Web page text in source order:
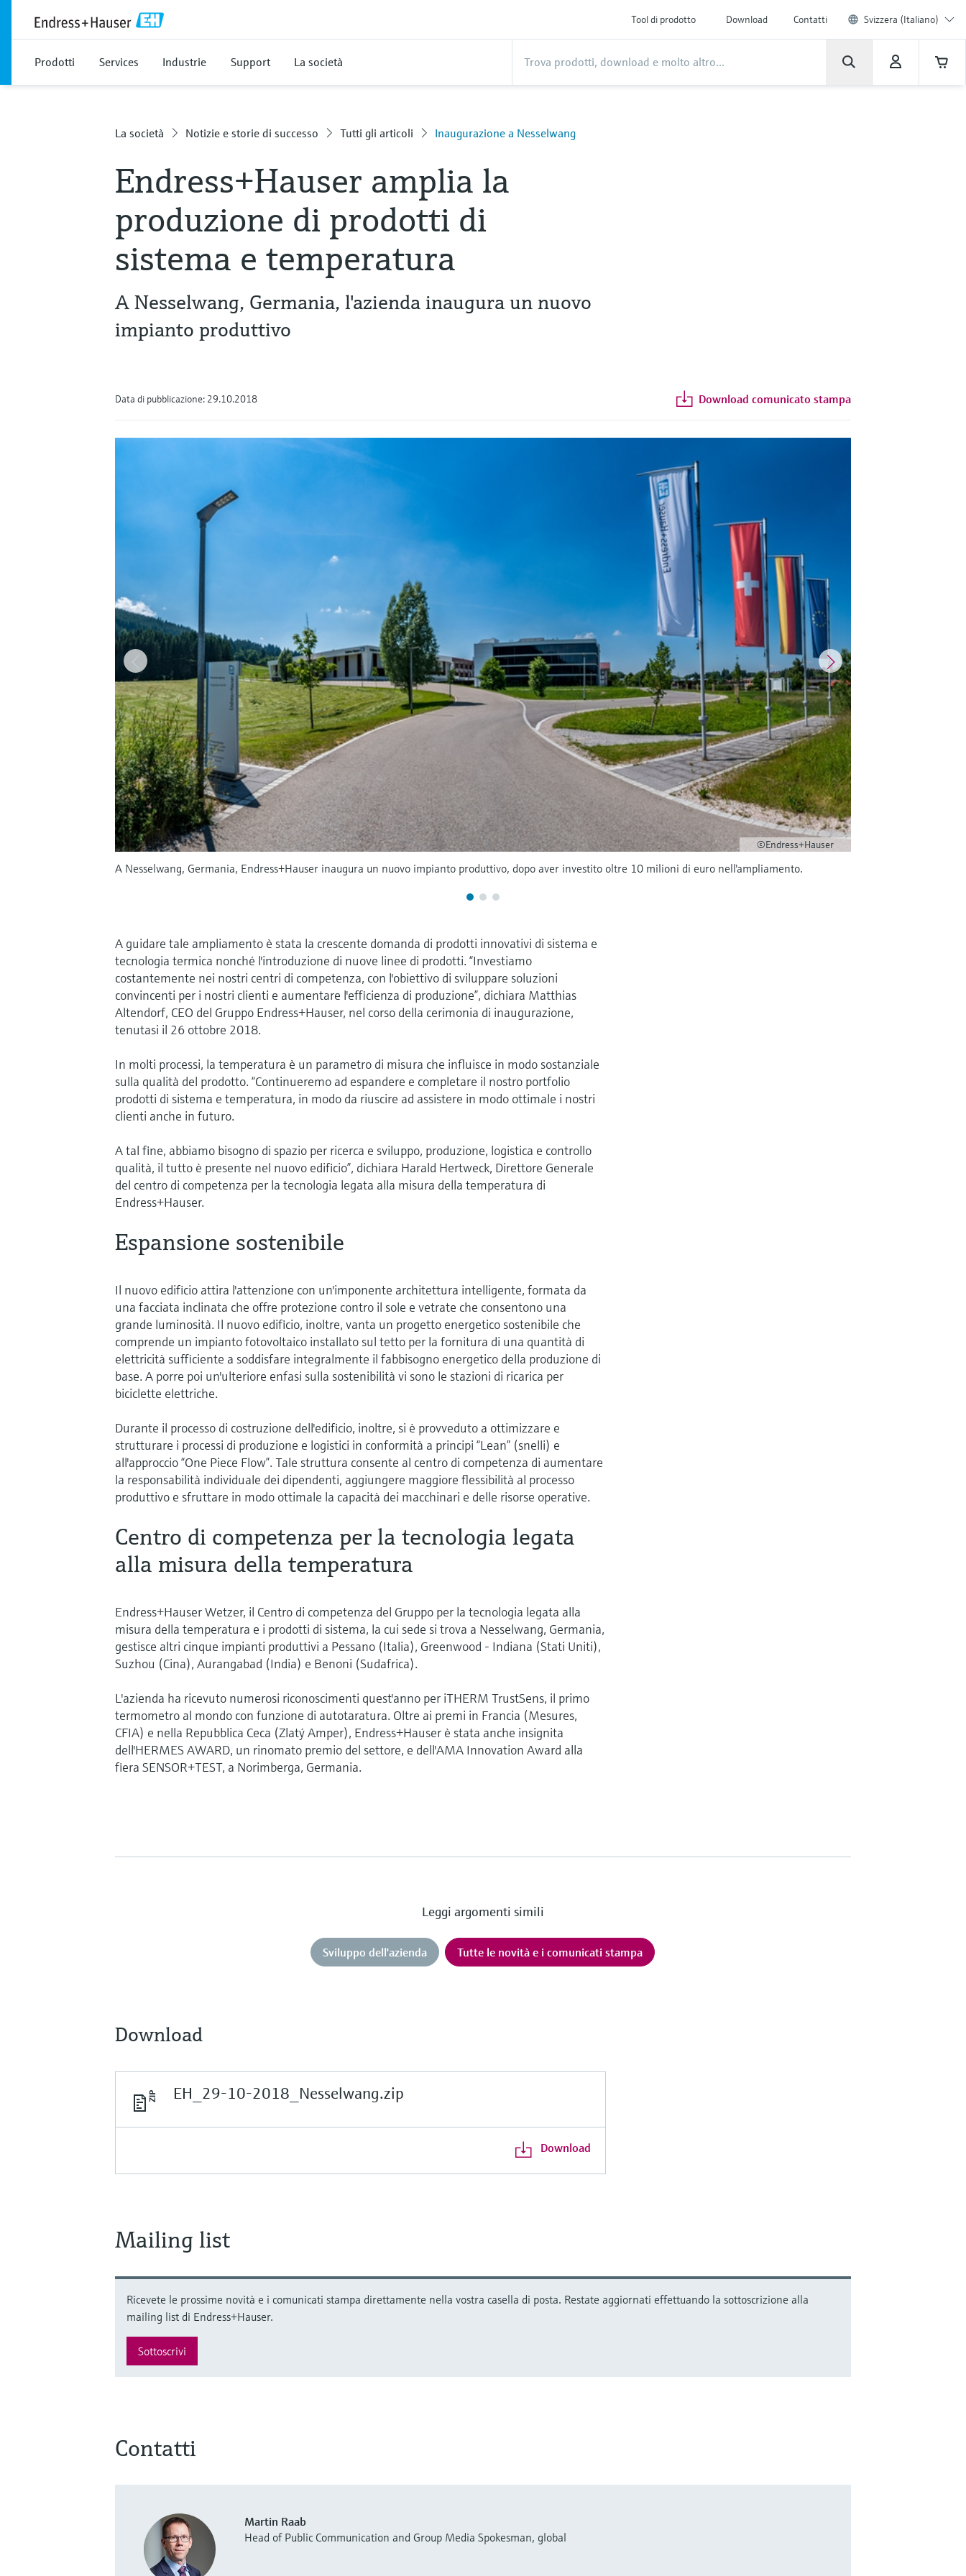
Tool di prodotto Download Contatti Svizzera (Italiano)
Prodotti Services Industrie Support La società
La società Notizie e storie di successo Tutti gli articoli Inaugurazione a Nesselwang
Endress+Hauser amplia la
produzione di prodotti di
sistema e temperatura
A Nesselwang, Germania, l'azienda inaugura un nuovo
impianto produttivo
Data di pubblicazione: 29.10.2018 Download comunicato stampa
©Endress+Hauser
A Nesselwang, Germania, Endress+Hauser inaugura un nuovo impianto produttivo, dopo aver investito oltre 10 milioni di euro nell'ampliamento.
A guidare tale ampliamento è stata la crescente domanda di prodotti innovativi di sistema e
tecnologia termica nonché l'introduzione di nuove linee di prodotti. “Investiamo
costantemente nei nostri centri di competenza, con l'obiettivo di sviluppare soluzioni
convincenti per i nostri clienti e aumentare l'efficienza di produzione”, dichiara Matthias
Altendorf, CEO del Gruppo Endress+Hauser, nel corso della cerimonia di inaugurazione,
tenutasi il 26 ottobre 2018.
In molti processi, la temperatura è un parametro di misura che influisce in modo sostanziale
sulla qualità del prodotto. “Continueremo ad espandere e completare il nostro portfolio
prodotti di sistema e temperatura, in modo da riuscire ad assistere in modo ottimale i nostri
clienti anche in futuro.
A tal fine, abbiamo bisogno di spazio per ricerca e sviluppo, produzione, logistica e controllo
qualità, il tutto è presente nel nuovo edificio”, dichiara Harald Hertweck, Direttore Generale
del centro di competenza per la tecnologia legata alla misura della temperatura di
Endress+Hauser.
Espansione sostenibile
Il nuovo edificio attira l'attenzione con un'imponente architettura intelligente, formata da
una facciata inclinata che offre protezione contro il sole e vetrate che consentono una
grande luminosità. Il nuovo edificio, inoltre, vanta un progetto energetico sostenibile che
comprende un impianto fotovoltaico installato sul tetto per la fornitura di una quantità di
elettricità sufficiente a soddisfare integralmente il fabbisogno energetico della produzione di
base. A porre poi un'ulteriore enfasi sulla sostenibilità vi sono le stazioni di ricarica per
biciclette elettriche.
Durante il processo di costruzione dell'edificio, inoltre, si è provveduto a ottimizzare e
strutturare i processi di produzione e logistici in conformità a principi “Lean” (snelli) e
all'approccio “One Piece Flow”. Tale struttura consente al centro di competenza di aumentare
la responsabilità individuale dei dipendenti, aggiungere maggiore flessibilità al processo
produttivo e sfruttare in modo ottimale la capacità dei macchinari e delle risorse operative.
Centro di competenza per la tecnologia legata
alla misura della temperatura
Endress+Hauser Wetzer, il Centro di competenza del Gruppo per la tecnologia legata alla
misura della temperatura e i prodotti di sistema, la cui sede si trova a Nesselwang, Germania,
gestisce altri cinque impianti produttivi a Pessano (Italia), Greenwood - Indiana (Stati Uniti),
Suzhou (Cina), Aurangabad (India) e Benoni (Sudafrica).
L'azienda ha ricevuto numerosi riconoscimenti quest'anno per iTHERM TrustSens, il primo
termometro al mondo con funzione di autotaratura. Oltre ai premi in Francia (Mesures,
CFIA) e nella Repubblica Ceca (Zlatý Amper), Endress+Hauser è stata anche insignita
dell'HERMES AWARD, un rinomato premio del settore, e dell'AMA Innovation Award alla
fiera SENSOR+TEST, a Norimberga, Germania.
Leggi argomenti simili
Sviluppo dell'azienda Tutte le novità e i comunicati stampa
Download
EH_29-10-2018_Nesselwang.zip
Download
Mailing list
Ricevete le prossime novità e i comunicati stampa direttamente nella vostra casella di posta. Restate aggiornati effettuando la sottoscrizione alla
mailing list di Endress+Hauser.
Sottoscrivi
Contatti
Martin Raab
Head of Public Communication and Group Media Spokesman, global